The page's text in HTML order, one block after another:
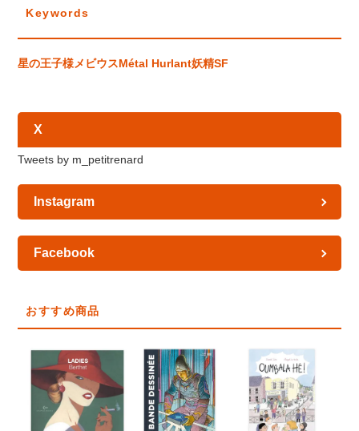
Keywords
星の王子様メビウスMétal Hurlant妖精SF
X
Tweets by m_petitrenard
Instagram
Facebook
おすすめ商品